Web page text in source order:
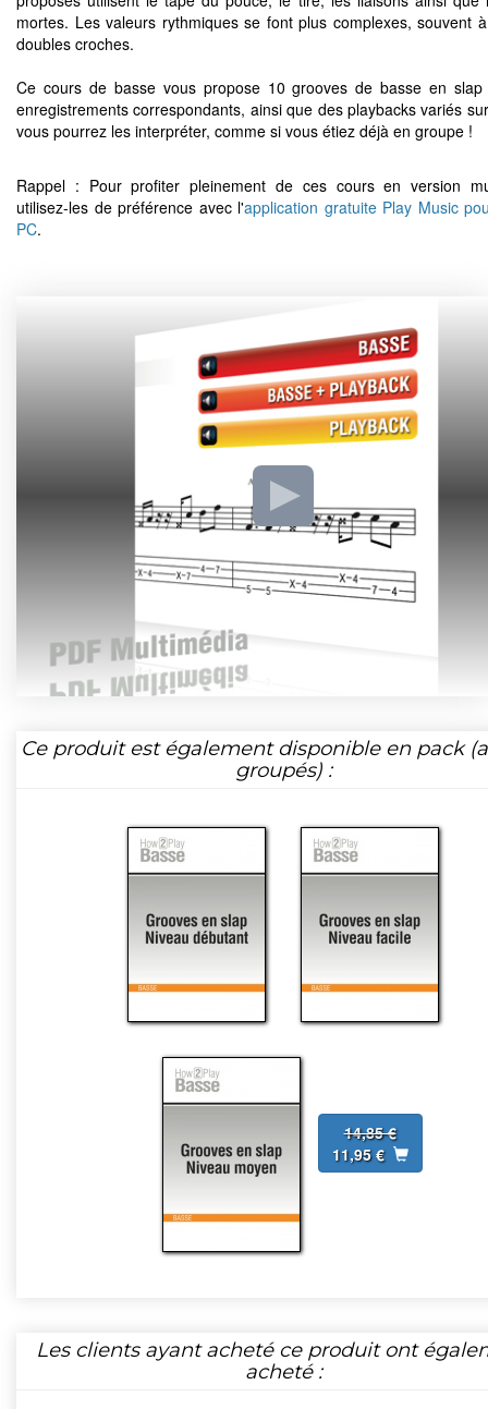
mortes. Les valeurs rythmiques se font plus complexes, souvent
doubles croches.
Ce cours de basse vous propose 10 grooves de basse en
enregistrements correspondants, ainsi que des playbacks variés
vous pourrez les interpréter, comme si vous étiez déjà en groupe !
Rappel : Pour profiter pleinement de ces cours en version
utilisez-les de préférence avec l'application gratuite Play Music
PC.
Ce produit est également disponible en pack
groupés) :
14,85 €
11,95 €
Les clients ayant acheté ce produit ont
acheté :